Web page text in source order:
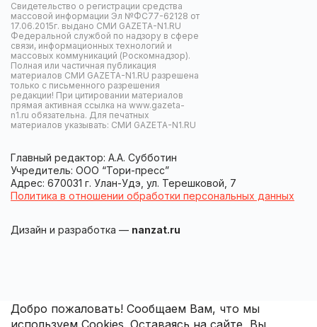
Свидетельство о регистрации средства
массовой информации Эл №ФС77-62128 от
17.06.2015г. выдано СМИ GAZETA-N1.RU
Федеральной службой по надзору в сфере
связи, информационных технологий и
массовых коммуникаций (Роскомнадзор).
Полная или частичная публикация
материалов СМИ GAZETA-N1.RU разрешена
только с письменного разрешения
редакции! При цитировании материалов
прямая активная ссылка на www.gazeta-
n1.ru обязательна. Для печатных
материалов указывать: СМИ GAZETA-N1.RU
Главный редактор: А.А. Субботин
Учредитель: ООО “Тори-пресс”
Адрес: 670031 г. Улан-Удэ, ул. Терешковой, 7
Политика в отношении обработки персональных данных
Дизайн и разработка — nanzat.ru
Добро пожаловать! Сообщаем Вам, что мы
используем Cookies. Оставаясь на сайте, Вы